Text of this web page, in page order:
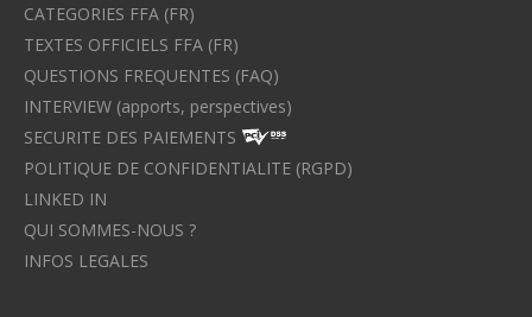
CATEGORIES FFA (FR)
TEXTES OFFICIELS FFA (FR)
QUESTIONS FREQUENTES (FAQ)
INTERVIEW (apports, perspectives)
SECURITE DES PAIEMENTS
POLITIQUE DE CONFIDENTIALITE (RGPD)
LINKED IN
QUI SOMMES-NOUS ?
INFOS LEGALES